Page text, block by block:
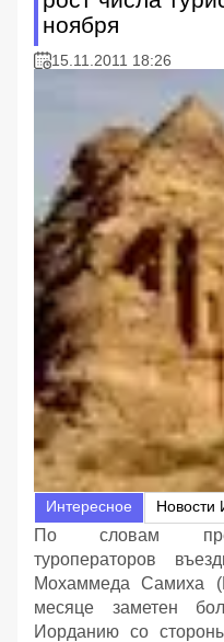
ноября
15.11.2011 18:26
Интересное
По словам
туроператоров
Мохаммеда Самиха
месяце заметен
Иорданию со